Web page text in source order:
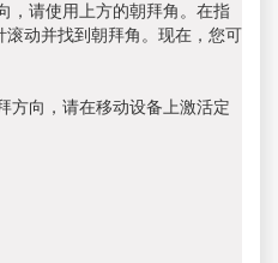
，请使用上方的朝拜角。在指
动并找到朝拜角。现在，您可
方向，请在移动设备上激活定